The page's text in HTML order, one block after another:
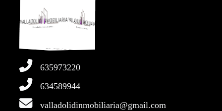
635973220
634589944
valladolidinmobiliaria@gmail.com